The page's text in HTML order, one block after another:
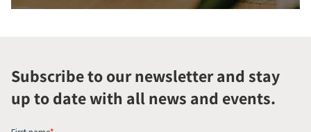
Subscribe to our newsletter and stay
up to date with all news and events.